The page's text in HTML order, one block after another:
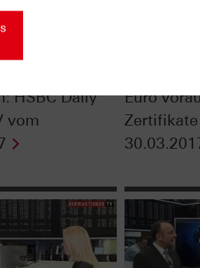
HSBC Daily
vom
Euro